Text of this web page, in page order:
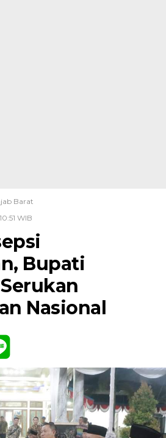
Barat
WIB
Bupati
Nasional